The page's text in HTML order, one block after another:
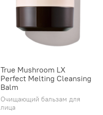
True Mushroom LX
Perfect Melting Cleansing
Balm
Очищающий бальзам для
лица